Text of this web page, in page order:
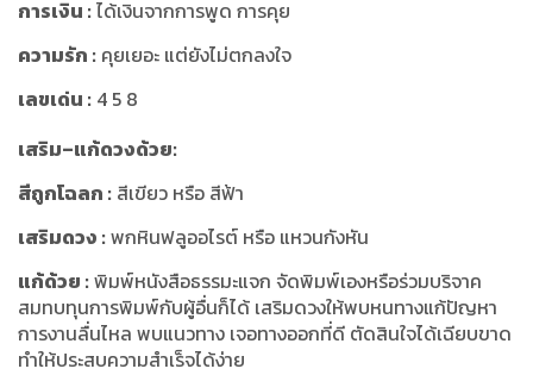
การเงิน :ได้เงินจากการพูด การคุย
ความรัก : คุยเยอะ แต่ยังไม่ตกลงใจ
เลขเด่น : 4 5 8
เสริม–แก้ดวงด้วย:
สีถูกโฉลก : สีเขียว หรือ สีฟ้า
เสริมดวง :พกหินฟลูออไรต์ หรือ แหวนกังหัน
แก้ด้วย :พิมพ์หนังสือธรรมะแจก จัดพิมพ์เองหรือร่วมบริจาค
สมทบทุนการพิมพ์กับผู้อื่นก็ได้ เสริมดวงให้พบหนทางแก้ปัญหา
การงานลื่นไหล พบแนวทาง เจอทางออกที่ดี ตัดสินใจได้เฉียบขาด
ทำให้ประสบความสำเร็จได้ง่าย